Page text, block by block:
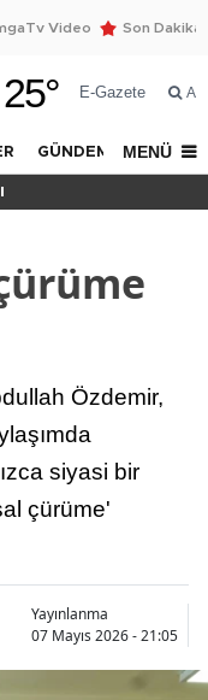
Video Son Dakika
25° E-Gazete Ara
GÜNDEM DÜNYA
MENÜ
daralan
Özdemir,
siyasi bir
çürüme'
Yayınlanma
07 Mayıs 2026 - 21:05